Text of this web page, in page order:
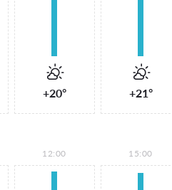
+20° +21°
12:00 15:00